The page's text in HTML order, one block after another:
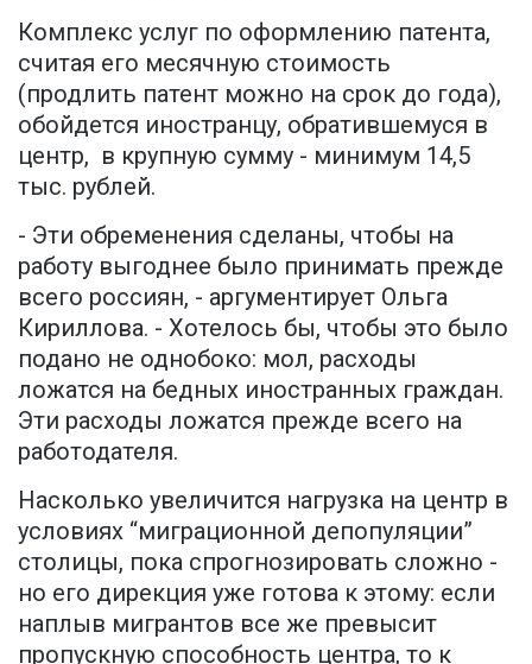
Комплекс услуг по оформлению патента,
считая его месячную стоимость
(продлить патент можно на срок до года),
обойдется иностранцу, обратившемуся в
центр, в крупную сумму - минимум 14,5
тыс. рублей.
- Эти обременения сделаны, чтобы на
работу выгоднее было принимать прежде
всего россиян, - аргументирует Ольга
Кириллова. - Хотелось бы, чтобы это было
подано не однобоко: мол, расходы
ложатся на бедных иностранных граждан.
Эти расходы ложатся прежде всего на
работодателя.
Насколько увеличится нагрузка на центр в
условиях “миграционной депопуляции”
столицы, пока спрогнозировать сложно -
но его дирекция уже готова к этому: если
наплыв мигрантов все же превысит
пропускную способность центра, то к